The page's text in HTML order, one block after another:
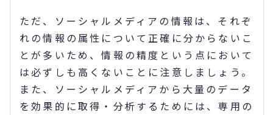
ただ、ソーシャルメディアの情報は、それぞ
れの情報の属性について正確に分からないこ
とが多いため、情報の精度という点において
は必ずしも高くないことに注意しましょう。
また、ソーシャルメディアから大量のデータ
を効果的に取得・分析するためには、専用の